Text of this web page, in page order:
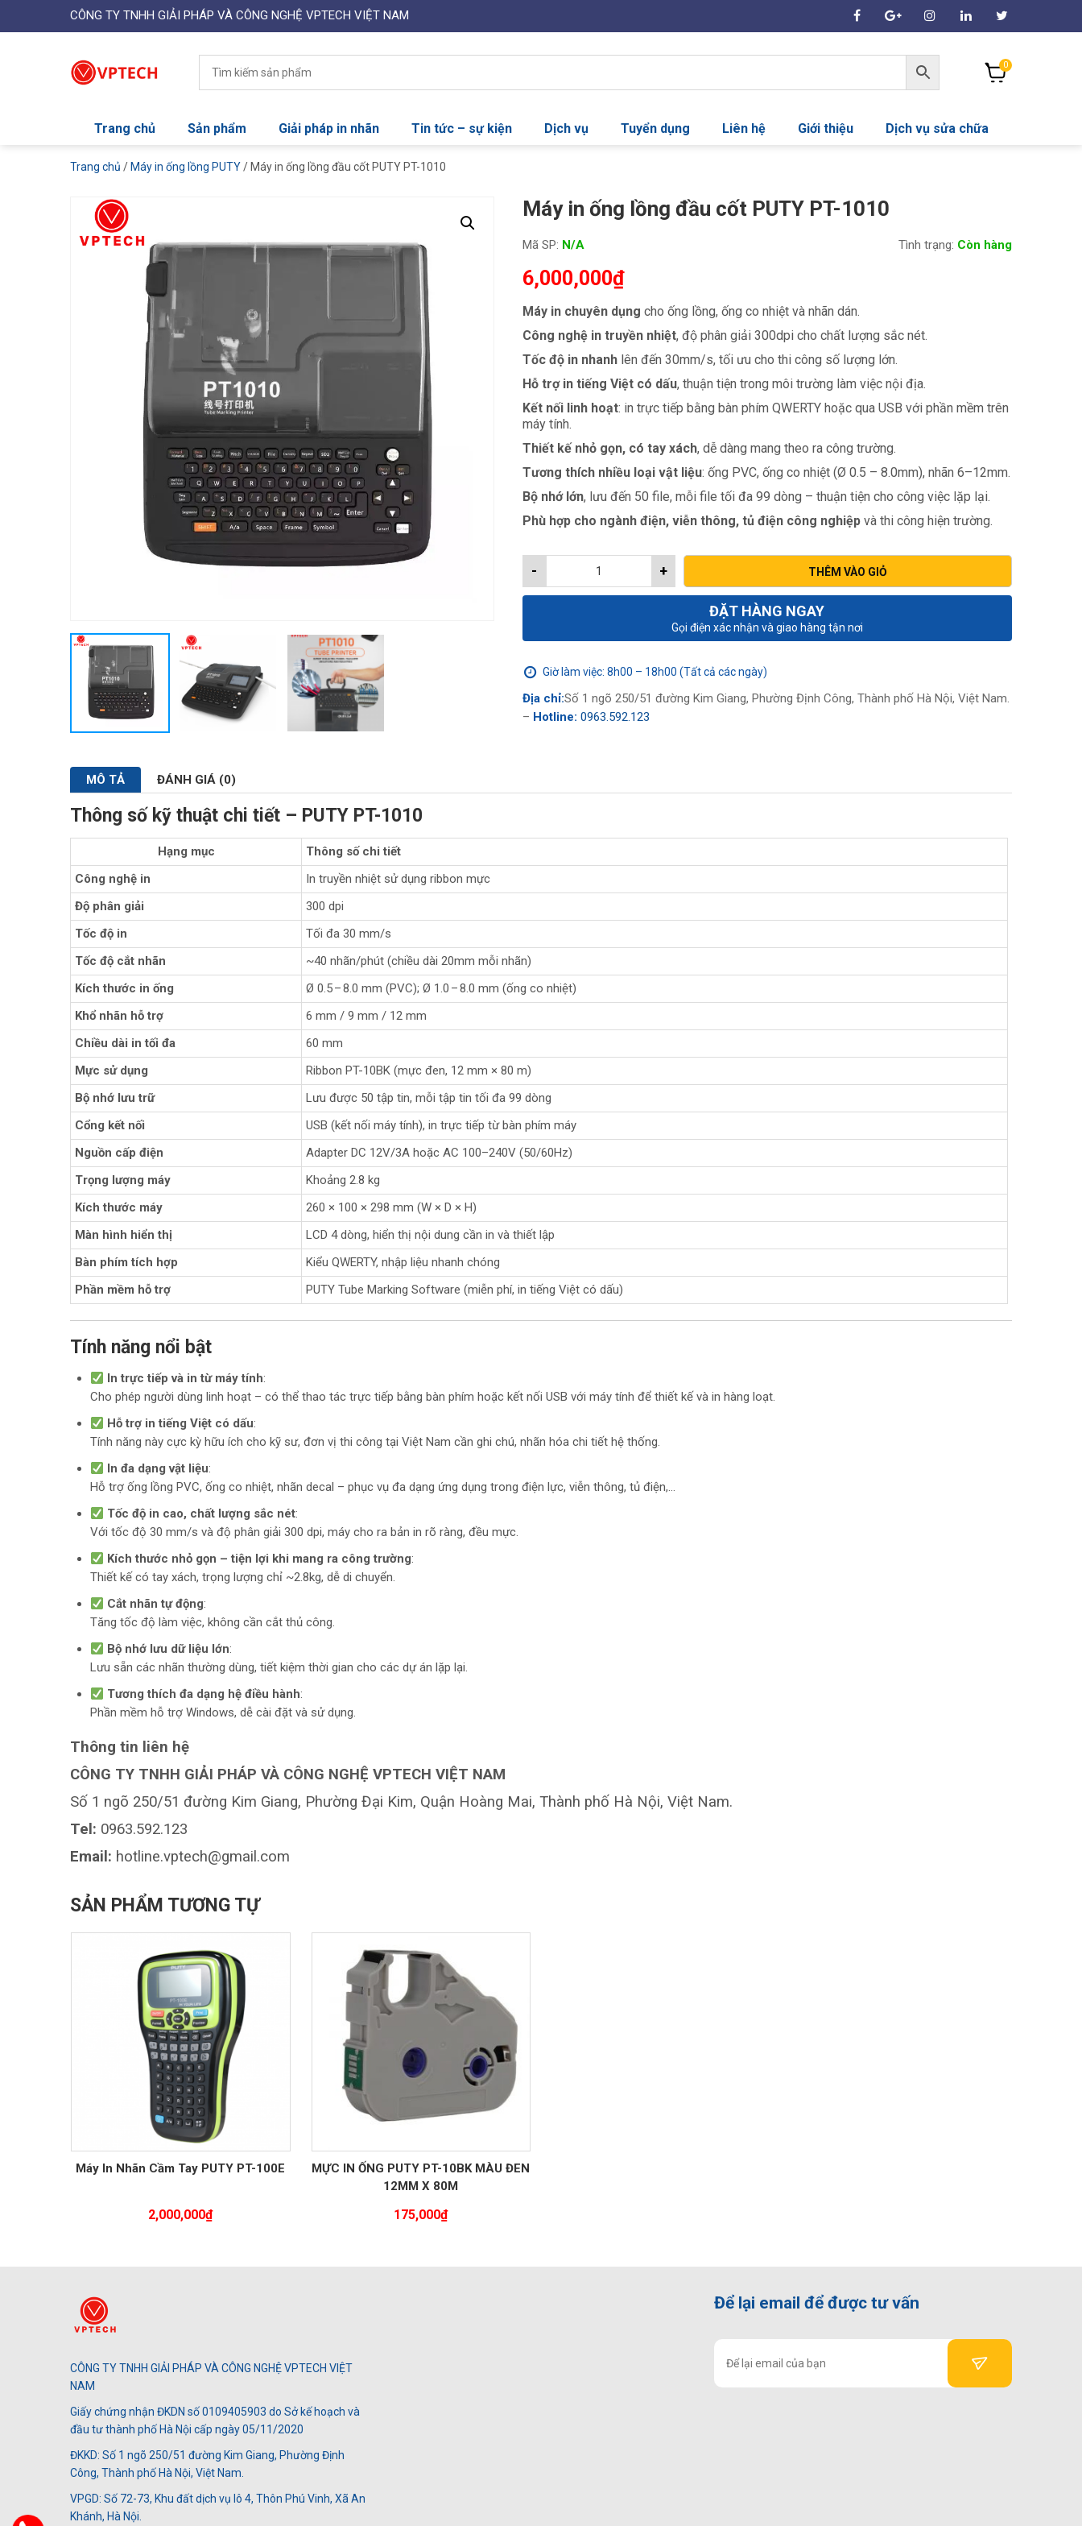
CÔNG TY TNHH GIẢI PHÁP VÀ CÔNG NGHỆ VPTECH VIỆT NAM
0
Trang chủ Sản phẩm Giải pháp in nhãn Tin tức – sự kiện Dịch vụ Tuyển dụng Liên hệ Giới thiệu Dịch vụ sửa chữa
Trang chủ / Máy in ống lồng PUTY/ Máy in ống lồng đầu cốt PUTY PT-1010
Máy in ống lồng đầu cốt PUTY PT-1010
Mã SP: N/A Tình trạng: Còn hàng
6,000,000₫
Máy in chuyên dụng cho ống lồng, ống co nhiệt và nhãn dán.
Công nghệ in truyền nhiệt, độ phân giải 300dpi cho chất lượng sắc nét.
Tốc độ in nhanhlên đến 30mm/s, tối ưu cho thi công số lượng lớn.
Hỗ trợ in tiếng Việt có dấu, thuận tiện trong môi trường làm việc nội địa.
Kết nối linh hoạt: in trực tiếp bằng bàn phím QWERTY hoặc qua USB với phần mềm trên
máy tính.
Thiết kế nhỏ gọn, có tay xách, dễ dàng mang theo ra công trường.
Tương thích nhiều loại vật liệu: ống PVC, ống co nhiệt (Ø 0.5 – 8.0mm), nhãn 6–12mm.
Bộ nhớ lớn, lưu đến 50 file, mỗi file tối đa 99 dòng – thuận tiện cho công việc lặp lại.
Phù hợp cho ngành điện, viễn thông, tủ điện công nghiệpvà thi công hiện trường.
+
- THÊM VÀO GIỎ
ĐẶT HÀNG NGAY
Gọi điện xác nhận và giao hàng tận nơi
Giờ làm việc: 8h00 – 18h00 (Tất cả các ngày)
Địa chỉ:Số 1 ngõ 250/51 đường Kim Giang, Phường Định Công, Thành phố Hà Nội, Việt Nam.
– Hotline: 0963.592.123
MÔ TẢ ĐÁNH GIÁ (0)
Thông số kỹ thuật chi tiết – PUTY PT-1010
Hạng mục
Thông số chi tiết
Công nghệ in
In truyền nhiệt sử dụng ribbon mực
Độ phân giải
300 dpi
Tốc độ in
Tối đa 30 mm/s
Tốc độ cắt nhãn
~40 nhãn/phút (chiều dài 20mm mỗi nhãn)
Kích thước in ống
Ø 0.5 – 8.0 mm (PVC); Ø 1.0 – 8.0 mm (ống co nhiệt)
Khổ nhãn hỗ trợ
6 mm / 9 mm / 12 mm
Chiều dài in tối đa
60 mm
Mực sử dụng
Ribbon PT-10BK (mực đen, 12 mm × 80 m)
Bộ nhớ lưu trữ
Lưu được 50 tập tin, mỗi tập tin tối đa 99 dòng
Cổng kết nối
USB (kết nối máy tính), in trực tiếp từ bàn phím máy
Nguồn cấp điện
Adapter DC 12V/3A hoặc AC 100–240V (50/60Hz)
Trọng lượng máy
Khoảng 2.8 kg
Kích thước máy
260 × 100 × 298 mm (W × D × H)
Màn hình hiển thị
LCD 4 dòng, hiển thị nội dung cần in và thiết lập
Bàn phím tích hợp
Kiểu QWERTY, nhập liệu nhanh chóng
Phần mềm hỗ trợ
PUTY Tube Marking Software (miễn phí, in tiếng Việt có dấu)
Tính năng nổi bật
In trực tiếp và in từ máy tính:
Cho phép người dùng linh hoạt – có thể thao tác trực tiếp bằng bàn phím hoặc kết nối USB với máy tính để thiết kế và in hàng loạt.
Hỗ trợ in tiếng Việt có dấu:
Tính năng này cực kỳ hữu ích cho kỹ sư, đơn vị thi công tại Việt Nam cần ghi chú, nhãn hóa chi tiết hệ thống.
In đa dạng vật liệu:
Hỗ trợ ống lồng PVC, ống co nhiệt, nhãn decal – phục vụ đa dạng ứng dụng trong điện lực, viễn thông, tủ điện,…
Tốc độ in cao, chất lượng sắc nét:
Với tốc độ 30 mm/s và độ phân giải 300 dpi, máy cho ra bản in rõ ràng, đều mực.
Kích thước nhỏ gọn – tiện lợi khi mang ra công trường:
Thiết kế có tay xách, trọng lượng chỉ ~2.8kg, dễ di chuyển.
Cắt nhãn tự động:
Tăng tốc độ làm việc, không cần cắt thủ công.
Bộ nhớ lưu dữ liệu lớn:
Lưu sẵn các nhãn thường dùng, tiết kiệm thời gian cho các dự án lặp lại.
Tương thích đa dạng hệ điều hành:
Phần mềm hỗ trợ Windows, dễ cài đặt và sử dụng.
Thông tin liên hệ
CÔNG TY TNHH GIẢI PHÁP VÀ CÔNG NGHỆ VPTECH VIỆT NAM
Số 1 ngõ 250/51 đường Kim Giang, Phường Đại Kim, Quận Hoàng Mai, Thành phố Hà Nội, Việt Nam.
Tel: 0963.592.123
Email: hotline.vptech@gmail.com
SẢN PHẨM TƯƠNG TỰ
Máy In Nhãn Cầm Tay PUTY PT-100E
2,000,000₫
MỰC IN ỐNG PUTY PT-10BK MÀU ĐEN
12MM X 80M
175,000₫
CÔNG TY TNHH GIẢI PHÁP VÀ CÔNG NGHỆ VPTECH VIỆT
NAM
Giấy chứng nhận ĐKDN số 0109405903 do Sở kế hoạch và
đầu tư thành phố Hà Nội cấp ngày 05/11/2020
ĐKKD: Số 1 ngõ 250/51 đường Kim Giang, Phường Định
Công, Thành phố Hà Nội, Việt Nam.
VPGD: Số 72-73, Khu đất dịch vụ lô 4, Thôn Phú Vinh, Xã An
Khánh, Hà Nội.
Để lại email để được tư vấn